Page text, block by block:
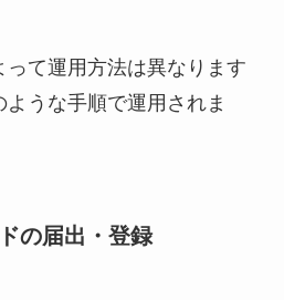
って運用方法は異なります
うな手順で運用されま
の届出・登録